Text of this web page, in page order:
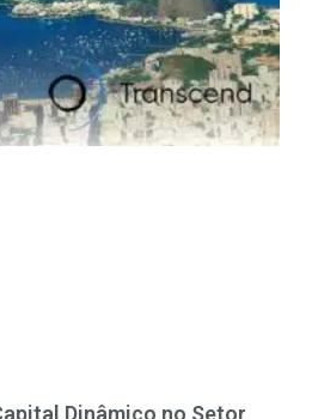
Dinâmico no Setor